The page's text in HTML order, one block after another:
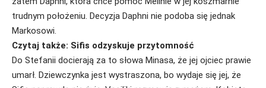
trudnym położeniu. Decyzja Daphni nie podoba się jednak
Markosowi.
Czytaj także: Sifis odzyskuje przytomność
Do Stefanii docierają za to słowa Minasa, że jej ojciec prawie
umarł. Dziewczynka jest wystraszona, bo wydaje się jej, że